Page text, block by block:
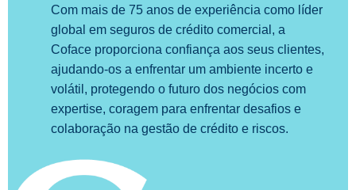
Com mais de 75 anos de experiência como líder
global em seguros de crédito comercial, a
Coface proporciona confiança aos seus clientes,
ajudando-os a enfrentar um ambiente incerto e
volátil, protegendo o futuro dos negócios com
expertise, coragem para enfrentar desafios e
colaboração na gestão de crédito e riscos.